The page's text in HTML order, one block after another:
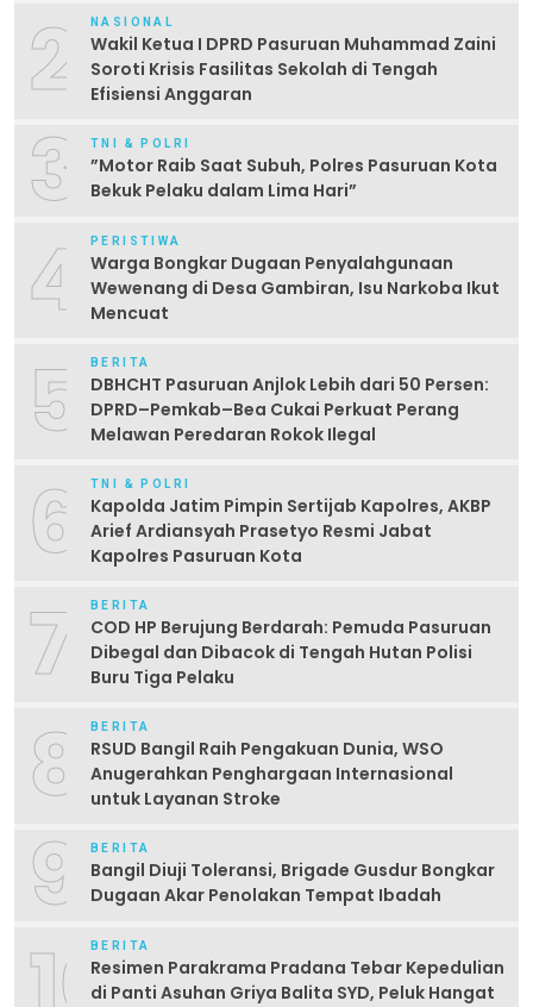
2 NASIONAL
Wakil Ketua I DPRD Pasuruan Muhammad Zaini
Soroti Krisis Fasilitas Sekolah di Tengah
Efisiensi Anggaran
3 TNI & POLRI
‎”Motor Raib Saat Subuh, Polres Pasuruan Kota
Bekuk Pelaku dalam Lima Hari” ‎
4 PERISTIWA
Warga Bongkar Dugaan Penyalahgunaan
Wewenang di Desa Gambiran, Isu Narkoba Ikut
Mencuat
5 BERITA
DBHCHT Pasuruan Anjlok Lebih dari 50 Persen:
DPRD–Pemkab–Bea Cukai Perkuat Perang
Melawan Peredaran Rokok Ilegal
6 TNI & POLRI
Kapolda Jatim Pimpin Sertijab Kapolres, AKBP
Arief Ardiansyah Prasetyo Resmi Jabat
Kapolres Pasuruan Kota
7 BERITA
COD HP Berujung Berdarah: Pemuda Pasuruan
Dibegal dan Dibacok di Tengah Hutan Polisi
Buru Tiga Pelaku
8 BERITA
RSUD Bangil Raih Pengakuan Dunia, WSO
Anugerahkan Penghargaan Internasional
untuk Layanan Stroke
9 BERITA
Bangil Diuji Toleransi, Brigade Gusdur Bongkar
Dugaan Akar Penolakan Tempat Ibadah
BERITA
Resimen Parakrama Pradana Tebar Kepedulian
di Panti Asuhan Griya Balita SYD, Peluk Hangat